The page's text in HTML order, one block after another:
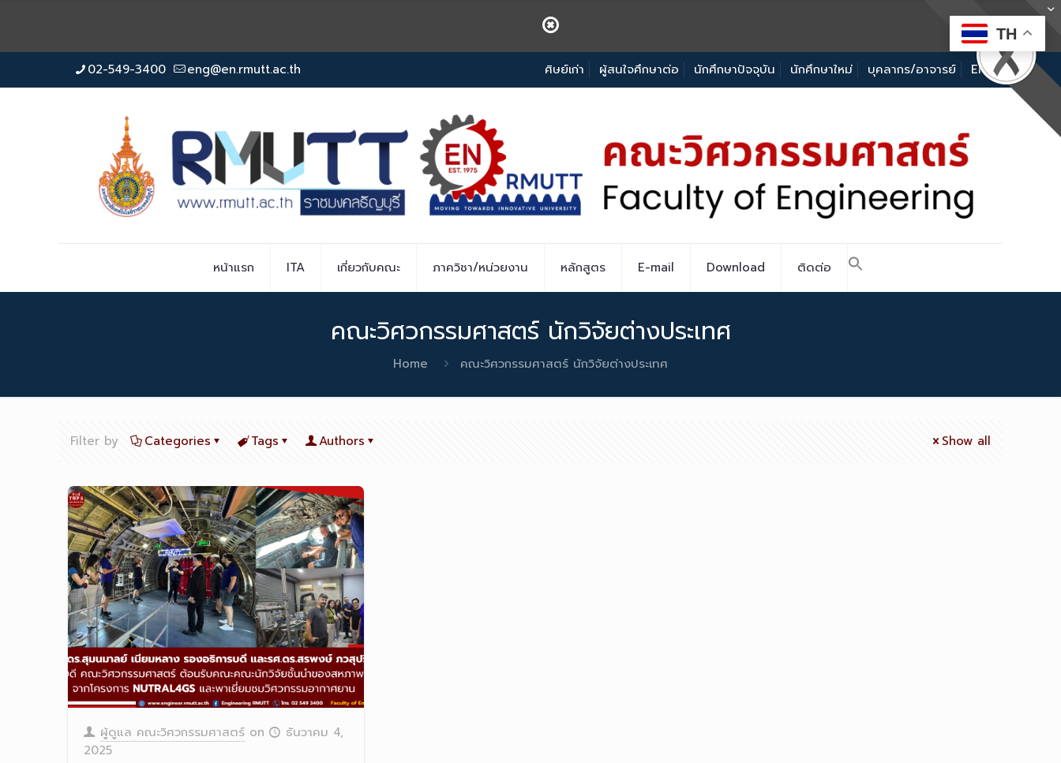
02-549-3400 eng@en.rmutt.ac.th ศิษย์เก่า ผู้สนใจศึกษาต่อ นักศึกษาปัจจุบัน นักศึกษาใหม่ บุคลากร/อาจารย์ EN
หน้าแรก ITA เกี่ยวกับคณะ ภาควิชา/หน่วยงาน หลักสูตร E-mail Download ติดต่อ
คณะวิศวกรรมศาสตร์ นักวิจัยต่างประเทศ
Home คณะวิศวกรรมศาสตร์ นักวิจัยต่างประเทศ
Filter by Categories Tags Authors Show all
ผู้ดูแล คณะวิศวกรรมศาสตร์ on
ธันวาคม 4,
2025
TH